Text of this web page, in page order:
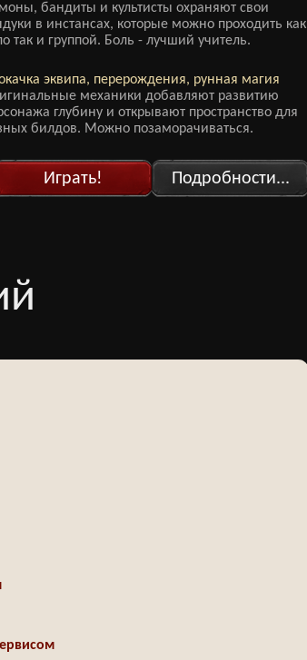
бандиты и культисты охраняют свои
в инстансах, которые можно проходить как
так и группой. Боль - лучший учитель.
эквипа, перерождения, рунная магия
механики добавляют развитию
глубину и открывают пространство для
билдов. Можно позаморачиваться.
Играть! Подробности...